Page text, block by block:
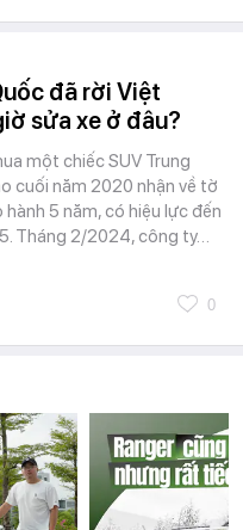
đã rời Việt
sửa xe ở đâu?
một chiếc SUV Trung
cuối năm 2020 nhận về tờ
hành 5 năm, có hiệu lực đến
Tháng 2/2024, công ty…
0